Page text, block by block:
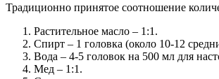
Традиционно принятое соотношение
Растительное масло – 1:1.
Спирт – 1 головка (около 10-12
Вода – 4-5 головок на 500 мл для
Мед – 1:1.